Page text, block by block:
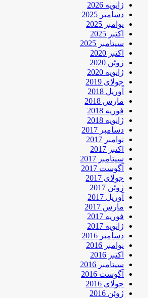
ژانویه 2026
دسامبر 2025
نوامبر 2025
اکتبر 2025
سپتامبر 2025
اکتبر 2020
ژوئن 2020
ژانویه 2020
جولای 2019
آوریل 2018
مارس 2018
فوریه 2018
ژانویه 2018
دسامبر 2017
نوامبر 2017
اکتبر 2017
سپتامبر 2017
آگوست 2017
جولای 2017
ژوئن 2017
آوریل 2017
مارس 2017
فوریه 2017
ژانویه 2017
دسامبر 2016
نوامبر 2016
اکتبر 2016
سپتامبر 2016
آگوست 2016
جولای 2016
ژوئن 2016